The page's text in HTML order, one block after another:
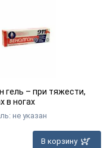
гель – при тяжести,
в ногах
не указан
В корзину